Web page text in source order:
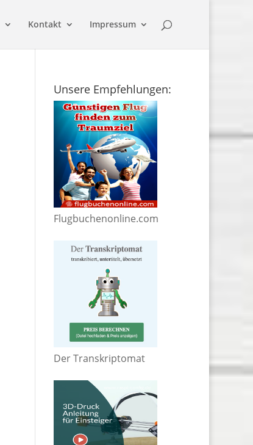
Kontakt Impressum
Unsere Empfehlungen:
Flugbuchenonline.com
Der Transkriptomat